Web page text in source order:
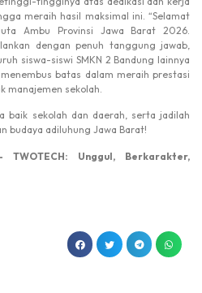
meraih hasil maksimal ini. “Selamat
Ambu Provinsi Jawa Barat 2026.
dengan penuh tanggung jawab,
siswa-siswi SMKN 2 Bandung lainnya
batas dalam meraih prestasi
manajemen sekolah.
baik sekolah dan daerah, serta jadilah
budaya adiluhung Jawa Barat!
Unggul, Berkarakter,